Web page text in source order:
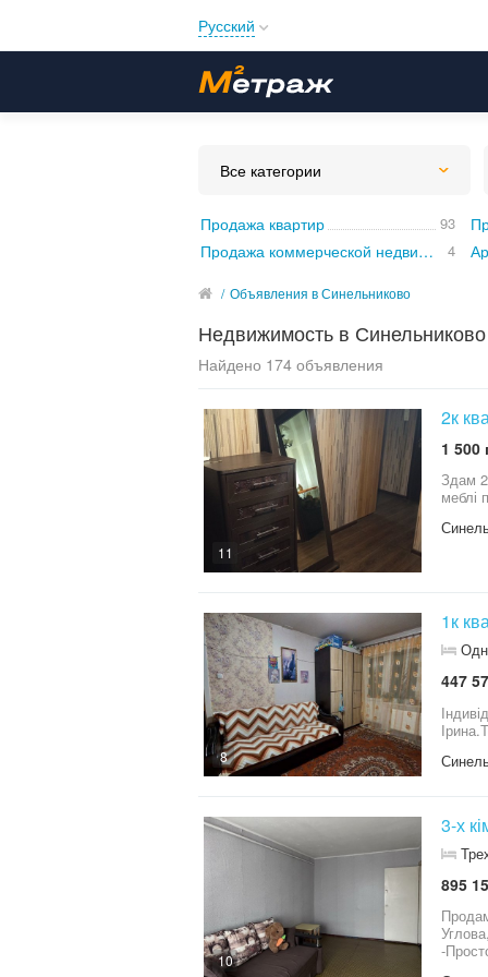
Русский
Українська
Все категории
Продажа квартир 93
Продажа коммерческой недвижимости 4
/ Объявления в Синельниково
Недвижимость в Синельниково
Найдено 174 объявления
11
2к
1 500
Здам
меблі
8
1к
447
10
3-х
895
Углова, шви оновлено у
-